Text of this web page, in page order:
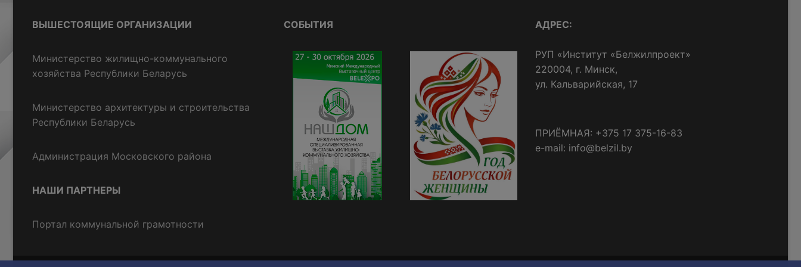
ВЫШЕСТОЯЩИЕ ОРГАНИЗАЦИИ
Министерство жилищно-коммунального
хозяйства Республики Беларусь
Министерство архитектуры и строительства
Республики Беларусь
Администрация Московского района
НАШИ ПАРТНЕРЫ
Портал коммунальной грамотности
СОБЫТИЯ АДРЕС:
РУП «Институт «Белжилпроект»
220004, г. Минск,
ул. Кальварийская, 17
ПРИЁМНАЯ: +375 17 375-16-83
e-mail: info@belzil.by